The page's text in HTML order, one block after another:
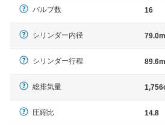
バルブ数 16
シリンダー内径
シリンダー行程
総排気量
圧縮比 14.8